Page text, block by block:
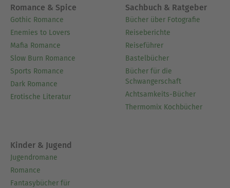
Romance & Spice
Gothic Romance
Enemies to Lovers
Mafia Romance
Slow Burn Romance
Sports Romance
Dark Romance
Erotische Literatur
Sachbuch & Ratgeber
Bücher über Fotografie
Reiseberichte
Reiseführer
Bastelbücher
Bücher für die
Schwangerschaft
Achtsamkeits-Bücher
Thermomix Kochbücher
Kinder & Jugend
Jugendromane
Romance
Fantasybücher für